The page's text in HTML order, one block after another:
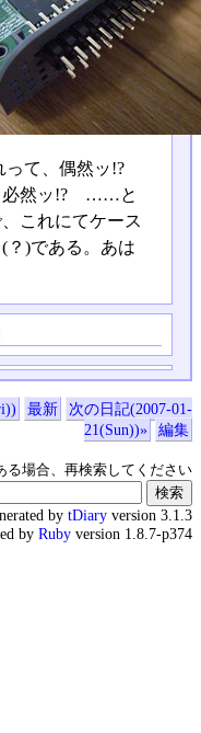
って、偶然ッ!?
必然ッ!? ……と
これにてケース
？)である。あは
最新
次の日記(2007-01-
21(Sun))»
編集
る場合、再検索してください
by tDiary version 3.1.3
by Ruby version 1.8.7-p374